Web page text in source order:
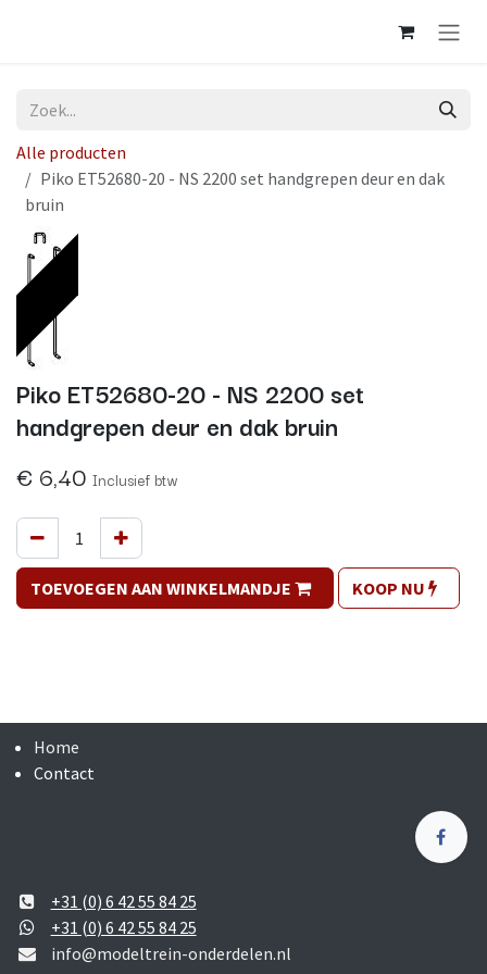
Alle producten
Piko ET52680-20 - NS 2200 set handgrepen deur en dak
bruin
Op voorraad
Piko ET52680-20 - NS 2200 set
handgrepen deur en dak bruin
€ 6,40 Inclusief btw
TOEVOEGEN AAN WINKELMANDJE KOOP NU
Home
Contact
+31 (0) 6 42 55 84 25
+31 (0) 6 42 55 84 25
info@modeltrein-onderdelen.nl